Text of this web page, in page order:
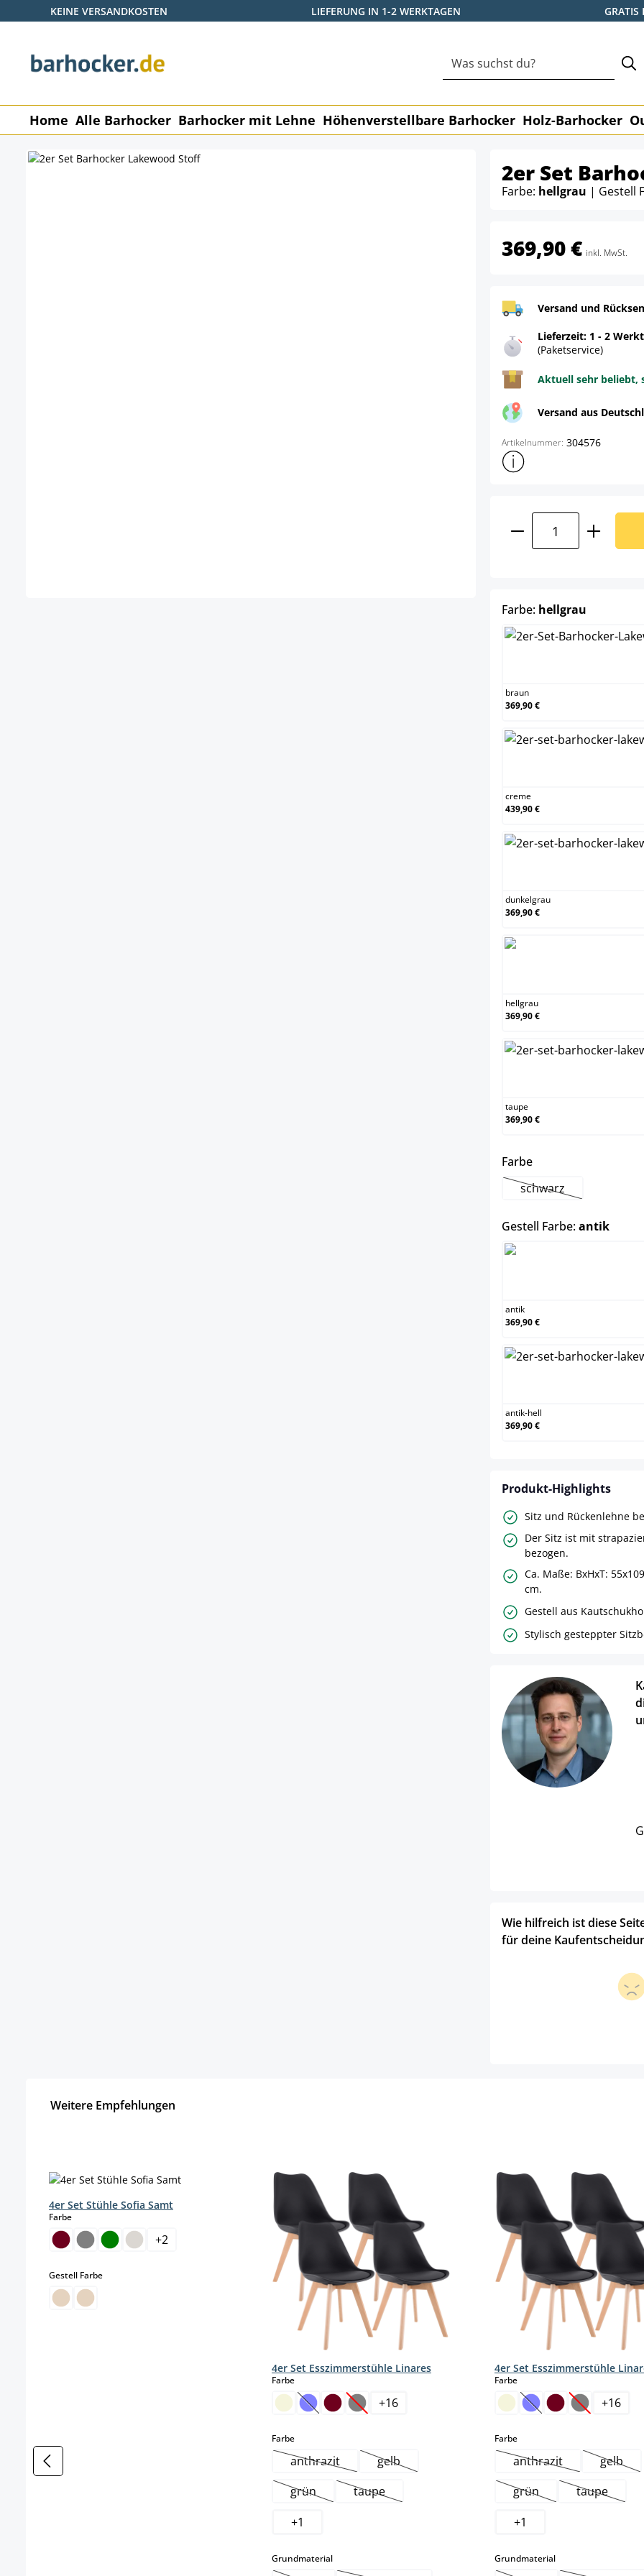
Hauptinhalt springen
Zur Suche springen
Zur Hauptnavigation springen
KEINE VERSANDKOSTEN LIEFERUNG IN 1-2 WERKTAGEN GRATIS
Home Alle Barhocker Barhocker mit Lehne Höhenverstellbare Barhocker Holz-Barhocker
2er Set
Farbe: hellgrau | Gestell
369,90 € inkl. MwSt.
Versand und
Lieferzeit: 1 - 2
(Paketservice)
Aktuell sehr beliebt,
Versand aus
Artikelnummer: 304576
Weitere
Produkt Anzahl:
Farbe: hellgrau
braun
369,90 €
creme
439,90 €
dunkelgrau
369,90 €
hellgrau
369,90 €
taupe
369,90 €
Farbeauswählen
schwarz(Diese Option ist
Gestell Farbe:antik
antik
369,90 €
antik-hell
369,90 €
Produkt-Highlights
Sitz und Rückenlehne
Der Sitz ist mit
bezogen.
Ca. Maße: BxHxT:
cm.
Gestell aus
Stylisch gesteppter
Wie hilfreich ist diese
für deine
Weitere Empfehlungen
4er Set Stühle Sofia Samt
Farbeauswählen
+2
Gestell Farbeauswählen
4er Set Esszimmerstühle Linares
Farbeauswählen
(Diese Option ist zurzeit nicht verfügbar.)
(Diese Option ist zurzeit nicht verfügbar.)
+16
Farbeauswählen
anthrazit(Diese Option ist zurzeit nicht verfügbar.)
gelb(Diese Option ist zurzeit nicht verfügbar.)
grün(Diese Option ist zurzeit nicht verfügbar.)
taupe(Diese Option ist zurzeit nicht verfügbar.)
+1
Grundmaterialauswählen
4er Set Esszimmerstühle
Farbeauswählen
(Diese Option ist
(Diese
+16
Farbeauswählen
anthrazit(Diese Option ist
gelb
grün(Diese Option ist zurzeit
taupe
(Diese
+1
Grundmaterialauswählen